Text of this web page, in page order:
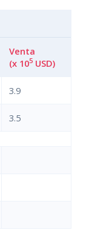
Venta
(x 105 USD)
3.9
3.5